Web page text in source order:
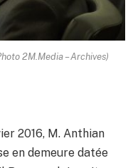
2M.Media – Archives)
2016, M. Anthian
en demeure datée